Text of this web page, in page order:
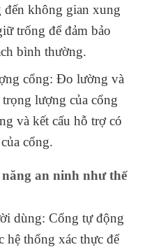
đến không gian xung
trống để đảm bảo
bình thường.
cổng: Đo lường và
lượng của cổng
và kết cấu hỗ trợ có
cổng.
an ninh như thế
dùng: Cổng tự động
hệ thống xác thực để